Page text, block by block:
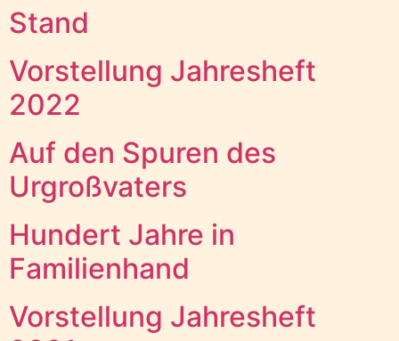
Stand
Vorstellung Jahresheft
2022
Auf den Spuren des
Urgroßvaters
Hundert Jahre in
Familienhand
Vorstellung Jahresheft